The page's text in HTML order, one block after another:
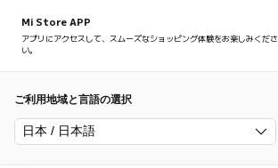
Mi Store APP
アプリにアクセスして、スムーズなショッピング体験をお楽しみくださ
い。
ご利用地域と言語の選択
日本 / 日本語